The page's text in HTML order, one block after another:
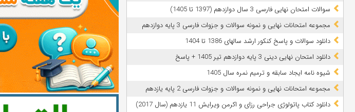
سوالات امتحان نهایی فارسی 3 سال دوازدهم (1397 تا 1405)
مجموعه امتحانات نهایی و نمونه سوالات و جزوات فارسی 3 پایه دوازدهم
دانلود سوالات و پاسخ کنکور ارشد سالهای 1386 تا 1404
دانلود امتحان نهایی دینی 3 پایه دوازدهم تیر 1405 + پاسخ
شیوه نامه ایجاد سابقه و ترمیم نمره سال 1405
مجموعه امتحانات نهایی و نمونه سوالات و جزوات فارسی 2 پایه یازدهم
دانلود کتاب پاتولوژی جراحی رزای و اکرمن ویرایش 11 یازدهم (سال 2017)